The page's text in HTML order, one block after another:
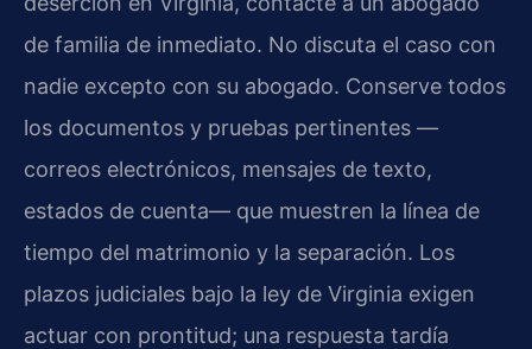
de familia de inmediato. No discuta el caso con
nadie excepto con su abogado. Conserve todos
los documentos y pruebas pertinentes —
correos electrónicos, mensajes de texto,
estados de cuenta— que muestren la línea de
tiempo del matrimonio y la separación. Los
plazos judiciales bajo la ley de Virginia exigen
actuar con prontitud; una respuesta tardía